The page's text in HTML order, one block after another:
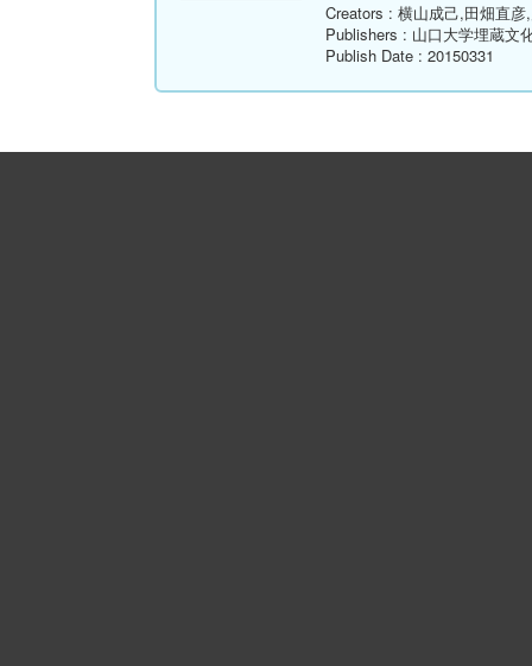
Creators : 横山成己,田畑直
Publishers : 山口大学埋蔵文
Publish Date : 20150331